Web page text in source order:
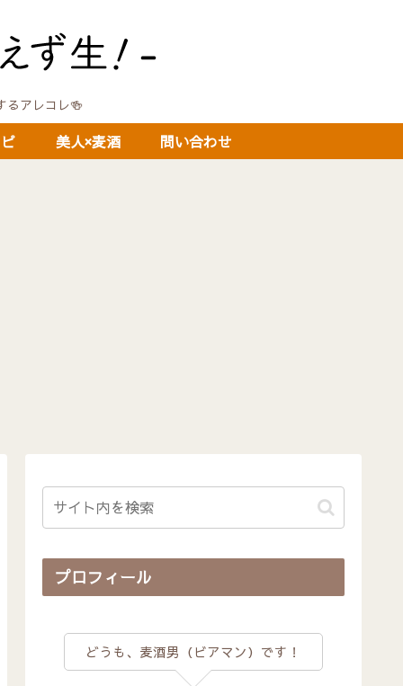
アレコレ🍻
美人×麦酒 問い合わせ
プロフィール
どうも、麦酒男（ビアマン）です！